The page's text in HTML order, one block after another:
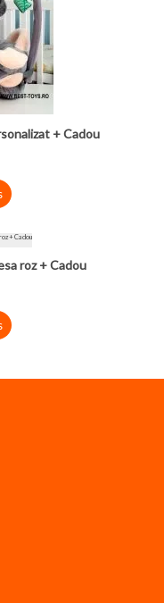
+ Cadou
roz + Cadou